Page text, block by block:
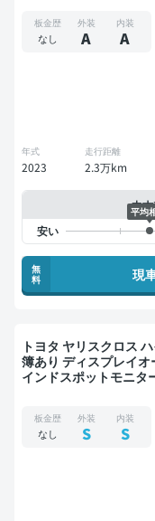
板金歴
なし
外装
A
内装
A
年式
2023
走行距離
2.3万km
中
平均
無
料
現
トヨタ ヤリスクロス ハイブリッドZ
簿あり ディスプレイ
インドスポットモニタ
ブレコーダー 社外アル
板金歴
なし
外装
S
内装
S